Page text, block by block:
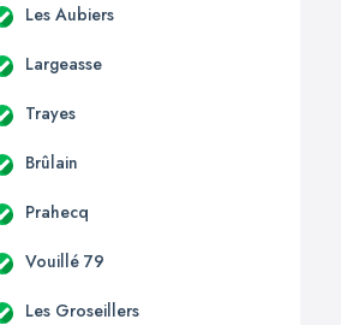
Les Aubiers
Largeasse
Trayes
Brûlain
Prahecq
Vouillé 79
Les Groseillers